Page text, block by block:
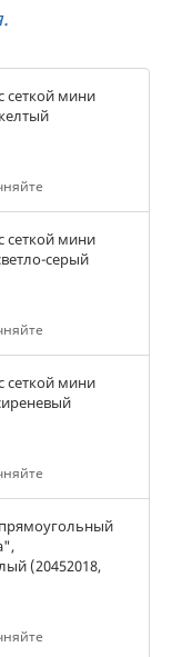
сеткой мини
сеткой мини
серый
сеткой мини
(20452018,